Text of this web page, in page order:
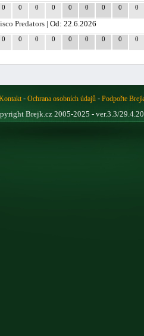
0 0 0 0 0 0 0 0 0
Predators | Od: 22.6.2026
0 0 0 0 0 0 0 0 0
- Ochrana osobních údajů- Podpořte Brejk
Brejk.cz 2005-2025 - ver.3.3/